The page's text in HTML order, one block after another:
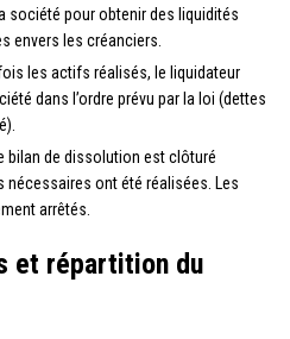
société pour obtenir des liquidités
envers les créanciers.
les actifs réalisés, le liquidateur
dans l’ordre prévu par la loi (dettes
bilan de dissolution est clôturé
ont été réalisées. Les
arrêtés.
et répartition du